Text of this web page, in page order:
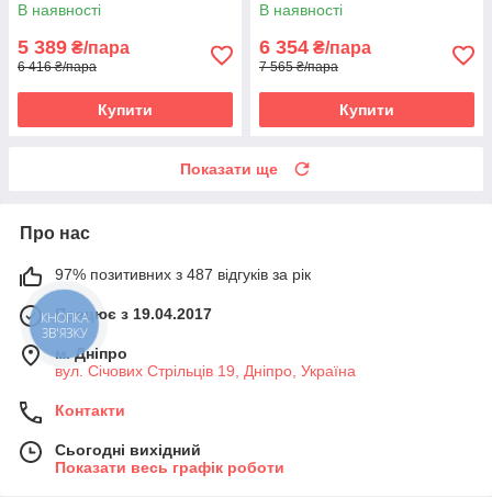
В наявності
5 389 ₴/пара
6 416 ₴/пара
Купити
В наявності
6 354 ₴/пара
7 565 ₴/пара
Купити
Показати ще
Про нас
97% позитивних з 487 відгуків за рік
Працює з 19.04.2017
м. Дніпро
вул. Січових Стрільців 19, Дніпро, Україна
Контакти
Сьогодні вихідний
Показати весь графік роботи
КНОПКА
ЗВ'ЯЗКУ